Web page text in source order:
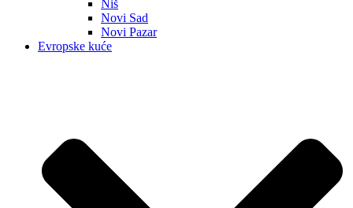
Niš
Novi Sad
Novi Pazar
Evropske kuće